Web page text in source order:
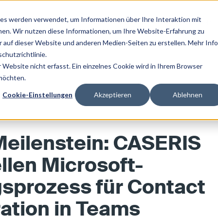
werden verwendet, um Informationen über Ihre Interaktion mit
Wir nutzen diese Informationen, um Ihre Website-Erfahrung zu
dieser Website und anderen Medien-Seiten zu erstellen. Mehr
nicht erfasst. Ein einzelnes Cookie wird in Ihrem Browser
Cookie-Einstellungen Akzeptieren Ablehnen
Produkte Newsroom
CASERIS
Microsoft-
für Contact
in Teams